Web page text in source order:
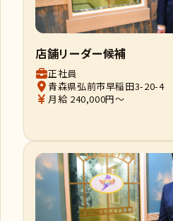
店舗リーダー候補
正社員
青森県弘前市早稲田3-20-4
月給 240,000円～